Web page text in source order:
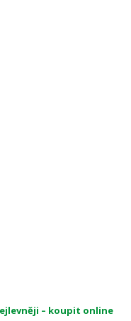
– koupit online